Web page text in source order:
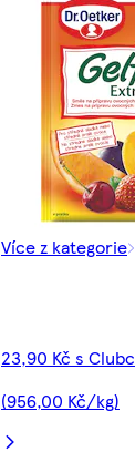
Více z kategorie
23,90 Kč s
(956,00 Kč/kg)